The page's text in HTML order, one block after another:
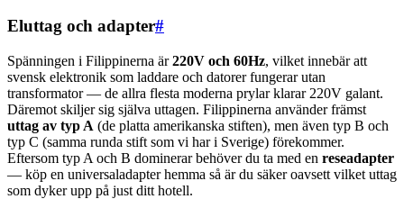
Eluttag och adapter#
Spänningen i Filippinerna är220V och 60Hz, vilket innebär att
svensk elektronik som laddare och datorer fungerar utan
transformator — de allra flesta moderna prylar klarar 220V galant.
Däremot skiljer sig själva uttagen. Filippinerna använder främst
uttag av typ A (de platta amerikanska stiften), men även typ B och
typ C (samma runda stift som vi har i Sverige) förekommer.
Eftersom typ A och B dominerar behöver du ta med en reseadapter
— köp en universaladapter hemma så är du säker oavsett vilket uttag
som dyker upp på just ditt hotell.